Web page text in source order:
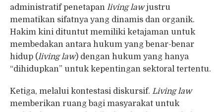
administratif penetapan living lawjustru
mematikan sifatnya yang dinamis dan organik.
Hakim kini dituntut memiliki ketajaman untuk
membedakan antara hukum yang benar-benar
hidup (living law) dengan hukum yang hanya
“dihidupkan” untuk kepentingan sektoral tertentu.
Ketiga, melalui kontestasi diskursif. Living law
memberikan ruang bagi masyarakat untuk